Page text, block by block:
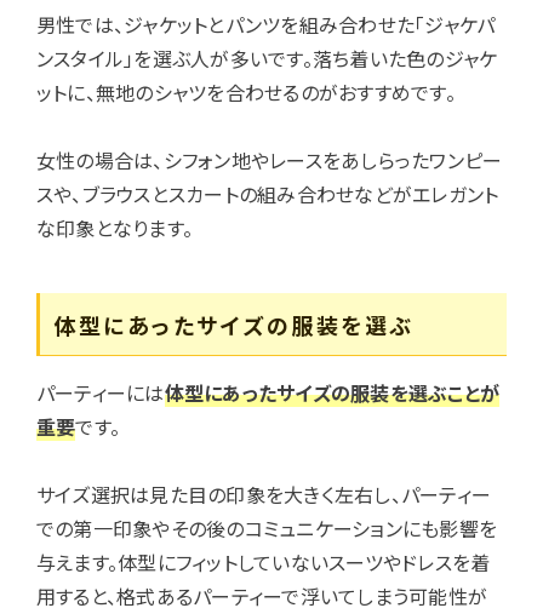
男性では、ジャケットとパンツを組み合わせた「ジャケパ
ンスタイル」を選ぶ人が多いです。落ち着いた色のジャケ
ットに、無地のシャツを合わせるのがおすすめです。
女性の場合は、シフォン地やレースをあしらったワンピー
スや、ブラウスとスカートの組み合わせなどがエレガント
な印象となります。
体型にあったサイズの服装を選ぶ
パーティーには体型にあったサイズの服装を選ぶことが
重要です。
サイズ選択は見た目の印象を大きく左右し、パーティー
での第一印象やその後のコミュニケーションにも影響を
与えます。体型にフィットしていないスーツやドレスを着
用すると、格式あるパーティーで浮いてしまう可能性が